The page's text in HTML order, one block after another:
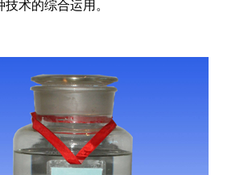
术的综合运用。